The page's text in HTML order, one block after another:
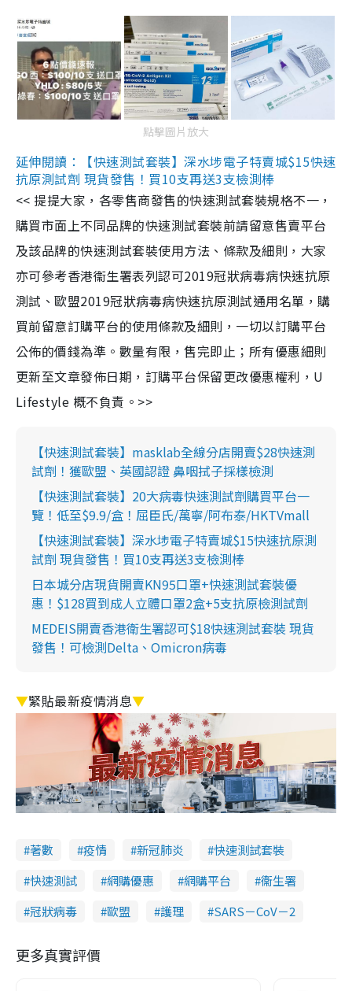
點擊圖片放大
延伸閱讀：【快速測試套裝】深水埗電子特賣城$15快速
抗原測試劑 現貨發售！買10支再送3支檢測棒
<< 提提大家，各零售商發售的快速測試套裝規格不一，
購買市面上不同品牌的快速測試套裝前請留意售賣平台
及該品牌的快速測試套裝使用方法、條款及細則，大家
亦可參考香港衞生署表列認可2019冠狀病毒病快速抗原
測試、歐盟2019冠狀病毒病快速抗原測試通用名單，購
買前留意訂購平台的使用條款及細則，一切以訂購平台
公佈的價錢為準。數量有限，售完即止；所有優惠細則
更新至文章發佈日期，訂購平台保留更改優惠權利，U
Lifestyle 概不負責。>>
【快速測試套裝】masklab全線分店開賣$28快速測
試劑！獲歐盟、英國認證 鼻咽拭子採樣檢測
【快速測試套裝】20大病毒快速測試劑購買平台一
覽！低至$9.9/盒！屈臣氏/萬寧/阿布泰/HKTVmall
【快速測試套裝】深水埗電子特賣城$15快速抗原測
試劑 現貨發售！買10支再送3支檢測棒
日本城分店現貨開賣KN95口罩+快速測試套裝優
惠！$128買到成人立體口罩2盒+5支抗原檢測試劑
MEDEIS開賣香港衛生署認可$18快速測試套裝 現貨
發售！可檢測Delta、Omicron病毒
▼緊貼最新疫情消息▼
著數 疫情 新冠肺炎
快速測試套裝
快速測試
網購優惠 網購平台
衞生署
冠狀病毒
歐盟 護理 SARS－CoV－2
更多真實評價